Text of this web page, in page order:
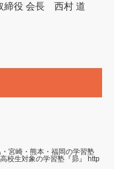
締役 会長 西村 道
・宮崎・熊本・福岡の学習塾
校生対象の学習塾『昴』
http